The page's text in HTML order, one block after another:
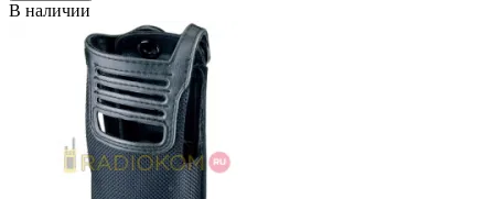
В наличии